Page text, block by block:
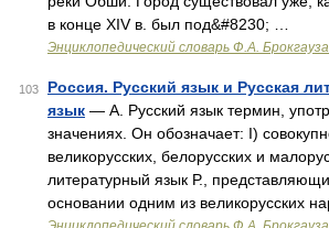
в конце XIV в. был под&#8230; …
Энциклопедический словарь Ф.А.
103
Россия. Русский язык и Русская
язык — А. Русский язык термин,
значениях. Он обозначает: I)
великорусских, белорусских и
литературный язык Р.,
основании одним из великорусских